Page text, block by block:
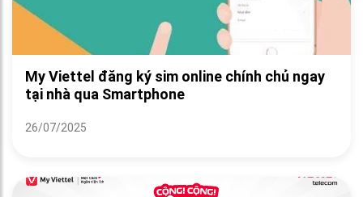
My Viettel đăng ký sim online chính chủ ngay
tại nhà qua Smartphone
26/07/2025